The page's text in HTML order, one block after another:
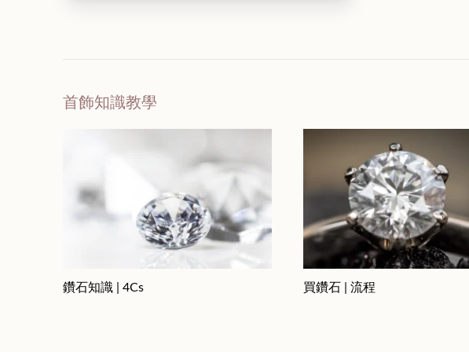
首飾知識教學
鑽石知識 | 4Cs 買鑽石 | 流程